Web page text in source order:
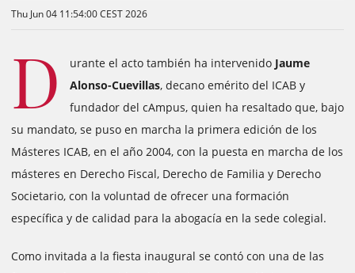
Thu Jun 04 11:54:00 CEST 2026
D urante el acto también ha intervenido Jaume
Alonso-Cuevillas, decano emérito del ICAB y
fundador del cAmpus, quien ha resaltado que, bajo
su mandato, se puso en marcha la primera edición de los
Másteres ICAB, en el año 2004, con la puesta en marcha de los
másteres en Derecho Fiscal, Derecho de Familia y Derecho
Societario, con la voluntad de ofrecer una formación
específica y de calidad para la abogacía en la sede colegial.
Como invitada a la fiesta inaugural se contó con una de las